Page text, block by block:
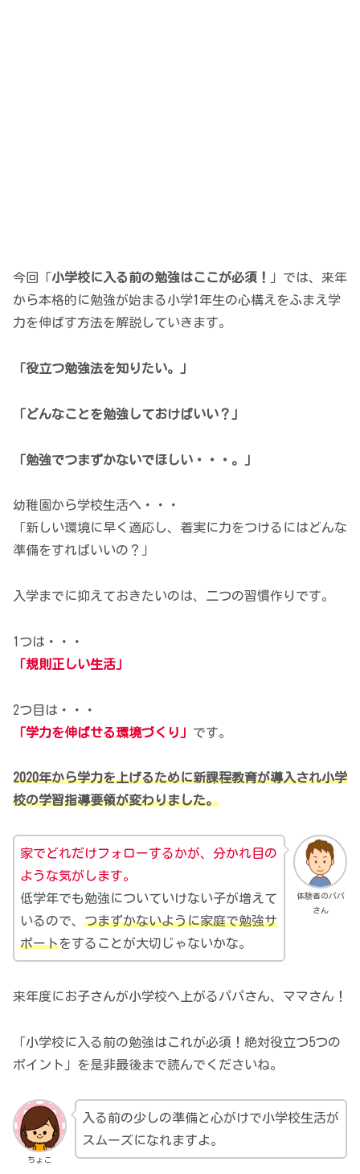
今回「 小学校に入る前の勉強はここが必須！
」では、来年
から本格的に勉強が始まる小学1年生の心構えをふまえ学
力を伸ばす方法を解説していきます。
「役立つ勉強法を知りたい。」
「どんなことを勉強しておけばいい？」
「勉強でつまずかないでほしい・・・。」
幼稚園から学校生活へ・・・
「新しい環境に早く適応し、着実に力をつけるにはどんな
準備をすればいいの？」
入学までに抑えておきたいのは、二つの習慣作りです。
1つは・・・
「規則正しい生活」
2つ目は・・・
「学力を伸ばせる環境づくり」 です。
2020年から学力を上げるために新課程教育が導入され小学
校の学習指導要領が変わりました。
体験者のパパ
さん
家でどれだけフォローするかが、分かれ目の
ような気がします。
低学年でも勉強についていけない子が増えて
いるので、 つまずかないように家庭で勉強サ
ポートをすることが大切じゃないかな。
来年度にお子さんが小学校へ上がるパパさん、ママさん！
「小学校に入る前の勉強はこれが必須！絶対役立つ5つの
ポイント」を是非最後まで読んでくださいね。
ちょこ
入る前の少しの準備と心がけで小学校生活が
スムーズになれますよ。